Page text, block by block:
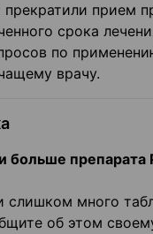
прием
срока
по
врачу.
больше препарата
слишком много
об этом